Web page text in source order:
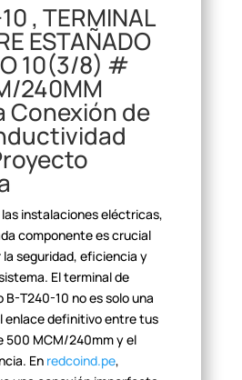
, TERMINAL
ESTAÑADO
10(3/8) #
240MM
Conexión de
las instalaciones eléctricas,
componente es crucial
seguridad, eficiencia y
El terminal de
T240-10 no es solo una
enlace definitivo entre tus
500 MCM/240mm y el
En redcoind.pe,